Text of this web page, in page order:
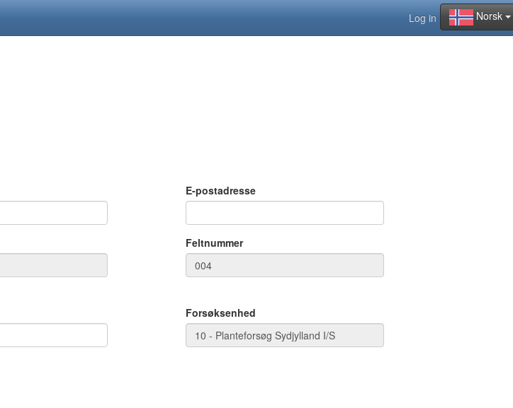
Norsk
Log in
E-postadresse
Feltnummer
Forsøksenhed